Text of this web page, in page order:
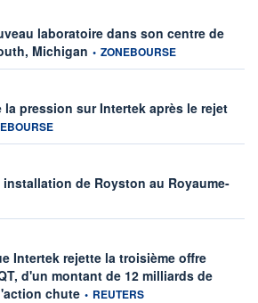
laboratoire dans son centre de
Michigan information fournie par
• ZONEBOURSE
la pression sur Intertek après le rejet
fournie par
de Royston au Royaume-
Intertek rejette la troisième offre
d'un montant de 12 milliards de
chute information fournie par
• REUTERS